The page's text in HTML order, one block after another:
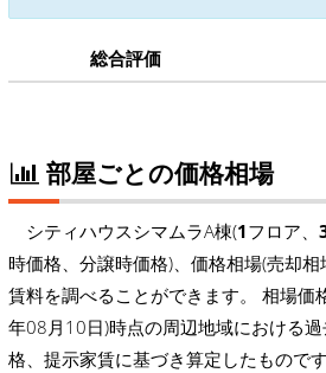
総合評価
部屋ごとの価格相場
シティハウスシマムラA棟(1フロア、
時価格、分譲時価格)、価格相場(売却
賃料を調べることができます。 相場価
年08月10日)時点の周辺地域における
格、提示家賃に基づき算定したものです